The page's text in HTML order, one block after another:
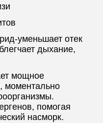
уменьшает отек
дыхание,
мощное
моментально
помогая
насморк.